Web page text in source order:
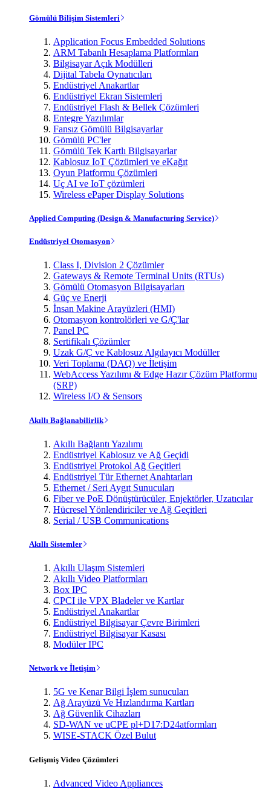
Gömülü Bilişim Sistemleri
Application Focus Embedded Solutions
ARM Tabanlı Hesaplama Platformları
Bilgisayar Açık Modülleri
Dijital Tabela Oynatıcıları
Endüstriyel Anakartlar
Endüstriyel Ekran Sistemleri
Endüstriyel Flash & Bellek Çözümleri
Entegre Yazılımlar
Fansız Gömülü Bilgisayarlar
Gömülü PC'ler
Gömülü Tek Kartlı Bilgisayarlar
Kablosuz IoT Çözümleri ve eKağıt
Oyun Platformu Çözümleri
Uç AI ve IoT çözümleri
Wireless ePaper Display Solutions
Applied Computing (Design & Manufacturing Service)
Endüstriyel Otomasyon
Class I, Division 2 Çözümler
Gateways & Remote Terminal Units (RTUs)
Gömülü Otomasyon Bilgisayarları
Güç ve Enerji
İnsan Makine Arayüzleri (HMI)
Otomasyon kontrolörleri ve G/Ç'lar
Panel PC
Sertifikalı Çözümler
Uzak G/Ç ve Kablosuz Algılayıcı Modüller
Veri Toplama (DAQ) ve İletişim
WebAccess Yazılımı & Edge Hazır Çözüm Platformu
(SRP)
Wireless I/O & Sensors
Akıllı Bağlanabilirlik
Akıllı Bağlantı Yazılımı
Endüstriyel Kablosuz ve Ağ Geçidi
Endüstriyel Protokol Ağ Geçitleri
Endüstriyel Tür Ethernet Anahtarları
Ethernet / Seri Aygıt Sunucuları
Fiber ve PoE Dönüştürücüler, Enjektörler, Uzatıcılar
Hücresel Yönlendiriciler ve Ağ Geçitleri
Serial / USB Communications
Akıllı Sistemler
Akıllı Ulaşım Sistemleri
Akıllı Video Platformları
Box IPC
CPCI ile VPX Bladeler ve Kartlar
Endüstriyel Anakartlar
Endüstriyel Bilgisayar Çevre Birimleri
Endüstriyel Bilgisayar Kasası
Modüler IPC
Network ve İletişim
5G ve Kenar Bilgi İşlem sunucuları
Ağ Arayüzü Ve Hızlandırma Kartları
Ağ Güvenlik Cihazları
SD-WAN ve uCPE pl+D17:D24atformları
WISE-STACK Özel Bulut
Gelişmiş Video Çözümleri
Advanced Video Appliances